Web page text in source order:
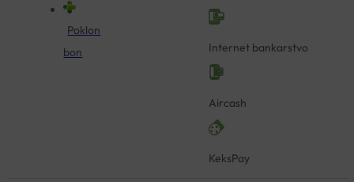
Poklon
bon
Internet bankarstvo
Aircash
KeksPay